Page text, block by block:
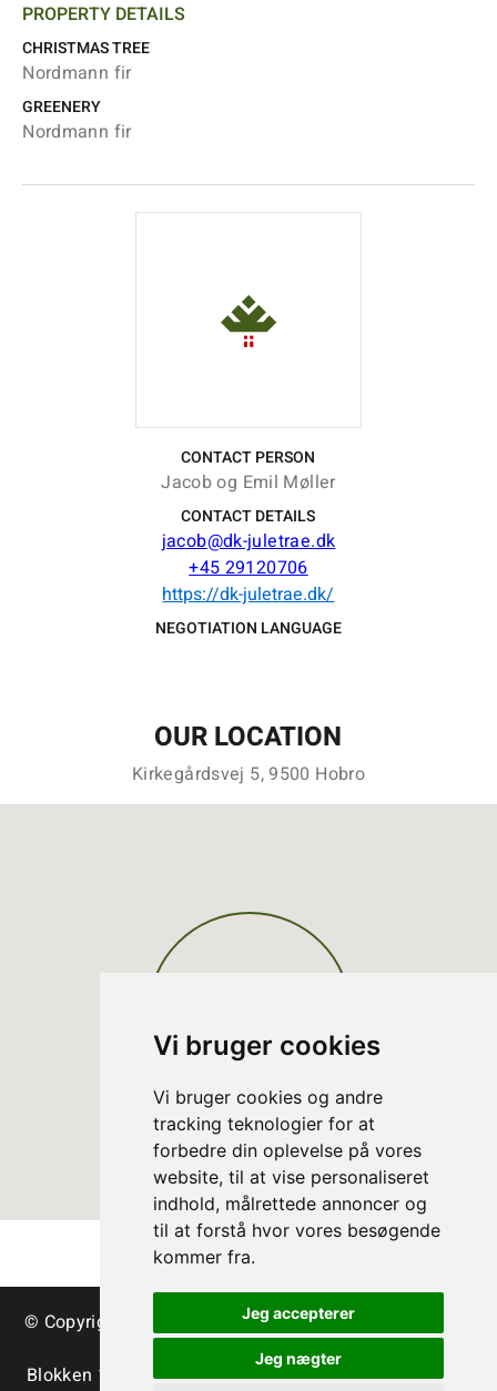
Vi bruger cookies
Vi bruger cookies og andre
tracking teknologier for at
forbedre din oplevelse på vores
website, til at vise personaliseret
indhold, målrettede annoncer og
til at forstå hvor vores besøgende
kommer fra.
Jeg accepterer
Jeg nægter
PROPERTY DETAILS
CHRISTMAS TREE
Nordmann fir
GREENERY
Nordmann fir
CONTACT PERSON
Jacob og Emil Møller
CONTACT DETAILS
jacob@dk-juletrae.dk
+45 29120706
https://dk-juletrae.dk/
NEGOTIATION LANGUAGE
OUR LOCATION
Kirkegårdsvej 5, 9500 Hobro
© Copyright Danish Christmas Tree Association - trees
& greenery
Blokken 15 | DK-3460 Birkerød | Tlf.:+45 45 35 24 12